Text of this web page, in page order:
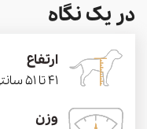
در یک نگاه
ارتفاع
41 تا 51 سانتی متر
وزن